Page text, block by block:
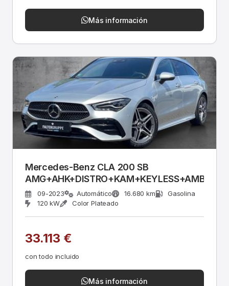
Más información
Mercedes-Benz CLA 200 SB
09-2023 Automático 16.680 km
Gasolina
120 kW
Color Plateado
33.113 €
con todo incluido
Más información